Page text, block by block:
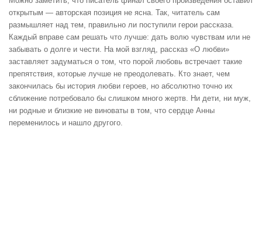
открытым — авторская позиция не ясна. Так, читатель сам
размышляет над тем, правильно ли поступили герои рассказа.
Каждый вправе сам решать что лучше: дать волю чувствам или не
забывать о долге и чести. На мой взгляд, рассказ «О любви»
заставляет задуматься о том, что порой любовь встречает такие
препятствия, которые лучше не преодолевать. Кто знает, чем
закончилась бы история любви героев, но абсолютно точно их
сближение потребовало бы слишком много жертв. Ни дети, ни муж,
ни родные и близкие не виноваты в том, что сердце Анны
переменилось и нашло другого.